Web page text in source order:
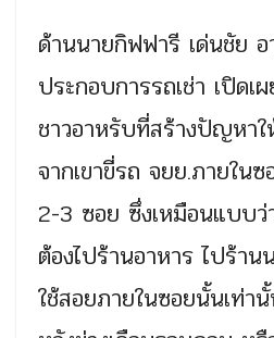
ด้านนายกิฟฟารี เด่นชัย
ประกอบการรถเช่า เปิด
ชาวอาหรับที่สร้างปัญหา
จากเขาขี่รถ จยย.ภายใน
2-3 ซอย ซึ่งเหมือนแบบ
ต้องไปร้านอาหาร ไปร้า
ใช้สอยภายในซอยนั้นเท่า